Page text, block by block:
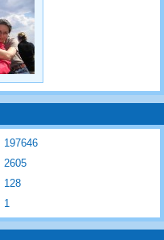
1
197646
2605
128